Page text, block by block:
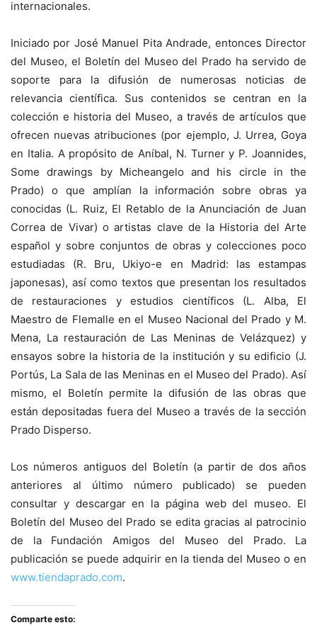
internacionales.
Iniciado por José Manuel Pita Andrade, entonces Director
del Museo, el Boletín del Museo del Prado ha servido de
soporte para la difusión de numerosas noticias de
relevancia científica. Sus contenidos se centran en la
colección e historia del Museo, a través de artículos que
ofrecen nuevas atribuciones (por ejemplo, J. Urrea, Goya
en Italia. A propósito de Aníbal, N. Turner y P. Joannides,
Some drawings by Micheangelo and his circle in the
Prado) o que amplían la información sobre obras ya
conocidas (L. Ruiz, El Retablo de la Anunciación de Juan
Correa de Vivar) o artistas clave de la Historia del Arte
español y sobre conjuntos de obras y colecciones poco
estudiadas (R. Bru, Ukiyo-e en Madrid: las estampas
japonesas), así como textos que presentan los resultados
de restauraciones y estudios científicos (L. Alba, El
Maestro de Flemalle en el Museo Nacional del Prado y M.
Mena, La restauración de Las Meninas de Velázquez) y
ensayos sobre la historia de la institución y su edificio (J.
Portús, La Sala de las Meninas en el Museo del Prado). Así
mismo, el Boletín permite la difusión de las obras que
están depositadas fuera del Museo a través de la sección
Prado Disperso.
Los números antiguos del Boletín (a partir de dos años
anteriores al último número publicado) se pueden
consultar y descargar en la página web del museo. El
Boletín del Museo del Prado se edita gracias al patrocinio
de la Fundación Amigos del Museo del Prado. La
publicación se puede adquirir en la tienda del Museo o en
www.tiendaprado.com.
Comparte esto: